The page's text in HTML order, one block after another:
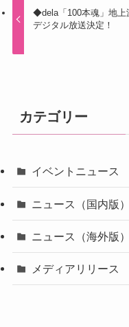
◆dela「100本魂」地上
デジタル放送決定！
カテゴリー
イベントニュース
ニュース（国内版）
ニュース（海外版）
メディアリリース